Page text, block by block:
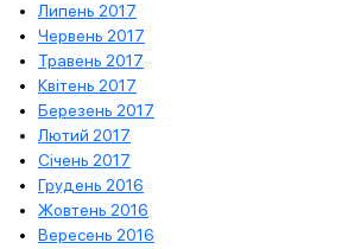
Липень 2017
Червень 2017
Травень 2017
Квітень 2017
Березень 2017
Лютий 2017
Січень 2017
Грудень 2016
Жовтень 2016
Вересень 2016